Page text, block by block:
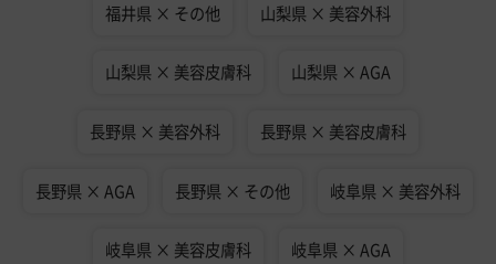
福井県 × その他 山梨県 × 美容外科
山梨県 × 美容皮膚科 山梨県 × AGA
長野県 × 美容外科 長野県 × 美容皮膚科
長野県 × AGA 長野県 × その他 岐阜県 × 美容外科
岐阜県 × 美容皮膚科 岐阜県 × AGA